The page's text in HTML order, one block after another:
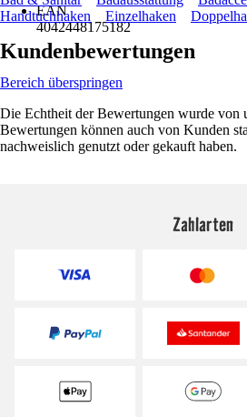
EAN
4042448175182
Handtuchhaken
Einzelhaken
Kundenbewertungen
Bereich überspringen
Die Echtheit der Bewertungen wurde von
Bewertungen können auch von Kunden
nachweislich genutzt oder gekauft haben.
Zahlarten